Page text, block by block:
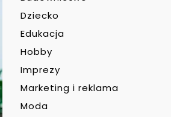
Dziecko
Edukacja
Hobby
Imprezy
Marketing i reklama
Moda